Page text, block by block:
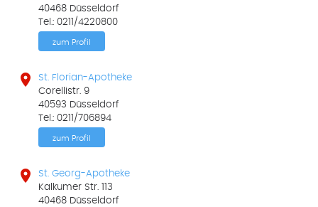
40468 Düsseldorf
Tel.: 0211/4220800
zum Profil

St. Florian-Apotheke
Corellistr. 9
40593 Düsseldorf
Tel.: 0211/706894
zum Profil

St. Georg-Apotheke
Kalkumer Str. 113
40468 Düsseldorf